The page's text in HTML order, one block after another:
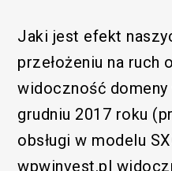
Jaki jest efekt
przełożeniu na ruch
widoczność domeny
grudniu 2017 roku
obsługi w modelu
wpwinvest.pl